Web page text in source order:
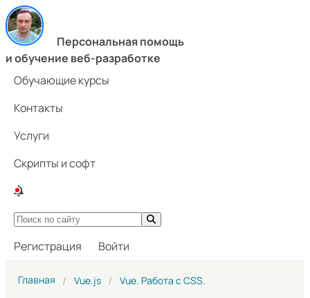
Персональная помощь
и обучение веб-разработке
Обучающие курсы
Контакты
Услуги
Скрипты и софт
Регистрация Войти
Главная Vue.js Vue. Работа с CSS.